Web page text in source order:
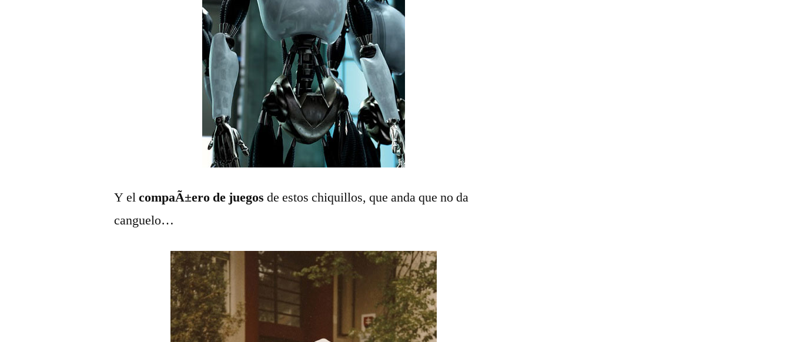
Y elcompaÃ±ero de juegos de estos chiquillos, que anda que no da
canguelo…